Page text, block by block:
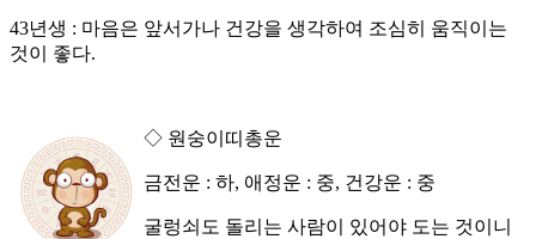
43년생 : 마음은 앞서가나 건강을 생각하여 조심히 움직이는
것이 좋다.
◇ 원숭이띠총운
금전운 : 하, 애정운 : 중, 건강운 : 중
굴렁쇠도 돌리는 사람이 있어야 도는 것이니